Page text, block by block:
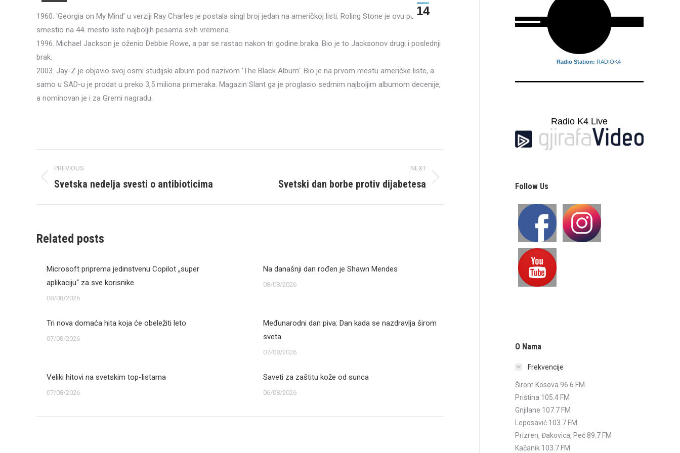
14
1960. ‘Georgia on My Mind’ u verziji Ray Charles je postala singl broj jedan na američkoj listi. Roling Stone je ovu pesmo
smestio na 44. mesto liste najboljih pesama svih vremena.
1996. Michael Jackson je oženio Debbie Rowe, a par se rastao nakon tri godine braka. Bio je to Jacksonov drugi i poslednji
brak.
2003. Jay-Z je objavio svoj osmi studijski album pod nazivom ‘The Black Album’. Bio je na prvom mestu američke liste, a
samo u SAD-u je prodat u preko 3,5 miliona primeraka. Magazin Slant ga je proglasio sedmim najboljim albumom decenije,
a nominovan je i za Gremi nagradu.
navigation
PREVIOUS
Previous
Svetska nedelja svesti o antibioticima
NEXT
Svetski dan borbe protiv dijabetesa
Related posts
Microsoft priprema jedinstvenu Copilot „super
aplikaciju“ za sve korisnike
08/08/2026
Na današnji dan rođen je Shawn Mendes
08/08/2026
Tri nova domaća hita koja će obeležiti leto
07/08/2026
Međunarodni dan piva: Dan kada se nazdravlja širom
sveta
07/08/2026
Veliki hitovi na svetskim top-listama
07/08/2026
Saveti za zaštitu kože od sunca
06/08/2026
Radio Station: RADIOK4
Radio K4 Live
Follow Us
O Nama
Frekvencije
Širom Kosova 96.6 FM
Priština 105.4 FM
Gnjilane 107.7 FM
Leposavić 103.7 FM
Prizren, Đakovica, Peć 89.7 FM
Kačanik 103.7 FM